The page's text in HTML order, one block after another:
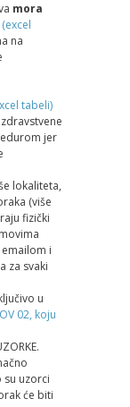
mora
(excel
na
tabeli)
jer
lokaliteta,
(više
fizički
i
za svaki
u
02, koju
su uzorci
će biti